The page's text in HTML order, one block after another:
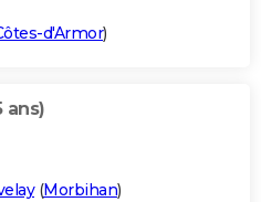
d'Armor)
ans)
(Morbihan)